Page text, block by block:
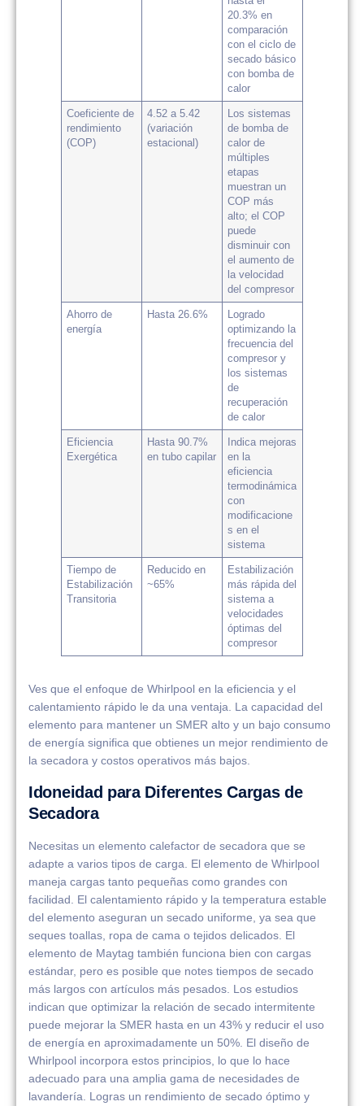
20.3% en
comparación
con el ciclo de
secado básico
con bomba de
calor
Coeficiente de
rendimiento
(COP)
4.52 a 5.42
(variación
estacional)
Los sistemas
de bomba de
calor de
múltiples
etapas
muestran un
COP más
alto; el COP
puede
disminuir con
el aumento de
la velocidad
del compresor
Ahorro de
energía
Hasta 26.6%
Logrado
optimizando la
frecuencia del
compresor y
los sistemas
de
recuperación
de calor
Eficiencia
Exergética
Hasta 90.7%
en tubo capilar
Indica mejoras
en la
eficiencia
termodinámica
con
modificacione
s en el
sistema
Tiempo de
Estabilización
Transitoria
Reducido en
~65%
Estabilización
más rápida del
sistema a
velocidades
óptimas del
compresor
Ves que el enfoque de Whirlpool en la eficiencia y el
calentamiento rápido le da una ventaja. La capacidad del
elemento para mantener un SMER alto y un bajo consumo
de energía significa que obtienes un mejor rendimiento de
la secadora y costos operativos más bajos.
Idoneidad para Diferentes Cargas de
Secadora
Necesitas un elemento calefactor de secadora que se
adapte a varios tipos de carga. El elemento de Whirlpool
maneja cargas tanto pequeñas como grandes con
facilidad. El calentamiento rápido y la temperatura estable
del elemento aseguran un secado uniforme, ya sea que
seques toallas, ropa de cama o tejidos delicados. El
elemento de Maytag también funciona bien con cargas
estándar, pero es posible que notes tiempos de secado
más largos con artículos más pesados. Los estudios
indican que optimizar la relación de secado intermitente
puede mejorar la SMER hasta en un 43% y reducir el uso
de energía en aproximadamente un 50%. El diseño de
Whirlpool incorpora estos principios, lo que lo hace
adecuado para una amplia gama de necesidades de
lavandería. Logras un rendimiento de secado óptimo y